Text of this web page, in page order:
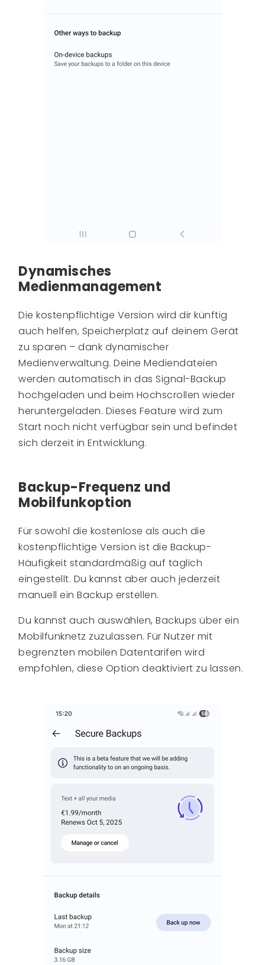
Dynamisches
Medienmanagement
Die kostenpflichtige Version wird dir künftig
auch helfen, Speicherplatz auf deinem Gerät
zu sparen – dank dynamischer
Medienverwaltung. Deine Mediendateien
werden automatisch in das Signal-Backup
hochgeladen und beim Hochscrollen wieder
heruntergeladen. Dieses Feature wird zum
Start noch nicht verfügbar sein und befindet
sich derzeit in Entwicklung.
Backup-Frequenz und
Mobilfunkoption
Für sowohl die kostenlose als auch die
kostenpflichtige Version ist die Backup-
Häufigkeit standardmäßig auf täglich
eingestellt. Du kannst aber auch jederzeit
manuell ein Backup erstellen.
Du kannst auch auswählen, Backups über ein
Mobilfunknetz zuzulassen. Für Nutzer mit
begrenzten mobilen Datentarifen wird
empfohlen, diese Option deaktiviert zu lassen.